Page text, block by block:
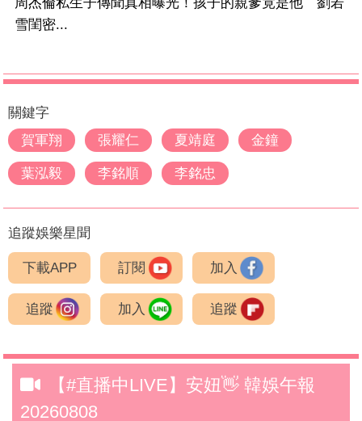
雪閨密...
關鍵字
賀軍翔
張耀仁 夏靖庭 金鐘
葉泓毅 李銘順 李銘忠
追蹤娛樂星聞
下載APP 訂閱 加入
追蹤 加入 追蹤
【#直播中LIVE】安妞👋 韓娛午報
20260808